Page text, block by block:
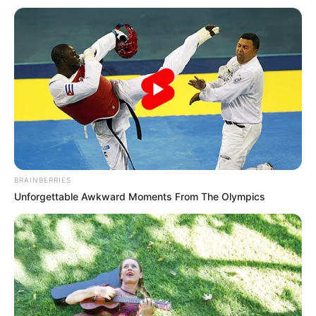
Le Pronostic PMU du Quinté du jour en 7
chevaux du PRIX BFM ALSACE (PRIX DE LA
MUSIQUE)
1er: 2 WOOT CITY
2ème: 10 WARELIA
BRAINBERRIES
Unforgettable Awkward Moments From The Olympics